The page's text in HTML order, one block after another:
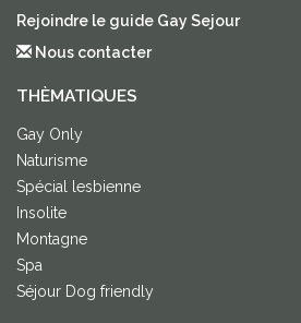
Rejoindre le guide Gay Sejour
Nous contacter
THÈMATIQUES
Gay Only
Naturisme
Spécial lesbienne
Insolite
Montagne
Spa
Séjour Dog friendly